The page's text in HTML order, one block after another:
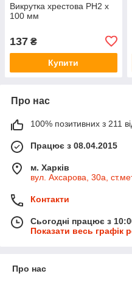
Викрутка хрестова PH2 x
100 мм
137 ₴
Купити
Про нас
100% позитивних з 211
Працює з 08.04.2015
м. Харків
вул. Ахсарова, 30а,
Контакти
Сьогодні працює з
Показати весь графік
Про нас